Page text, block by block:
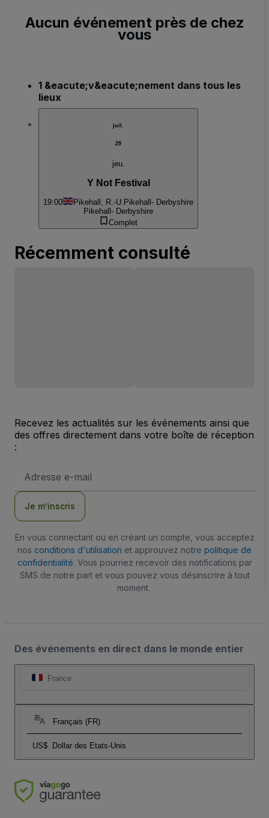
Aucun événement près de chez
vous
1 &eacute;v&eacute;nement dans tous les
lieux
juil.
29
jeu.
Y Not Festival
19:00 Pikehall, R.-U. Pikehall- Derbyshire
Pikehall- Derbyshire
Complet
Récemment consulté
Recevez les actualités sur les événements ainsi que
des offres directement dans votre boîte de réception
:
e-
Je m’inscris
En vous connectant ou en créant un compte, vous acceptez
nos conditions d'utilisation et approuvez notre politique de
confidentialité. Vous pourriez recevoir des notifications par
SMS de notre part et vous pouvez vous désinscrire à tout
moment.
Des événements en direct dans le monde entier
France
Français (FR)
US$ Dollar des Etats-Unis